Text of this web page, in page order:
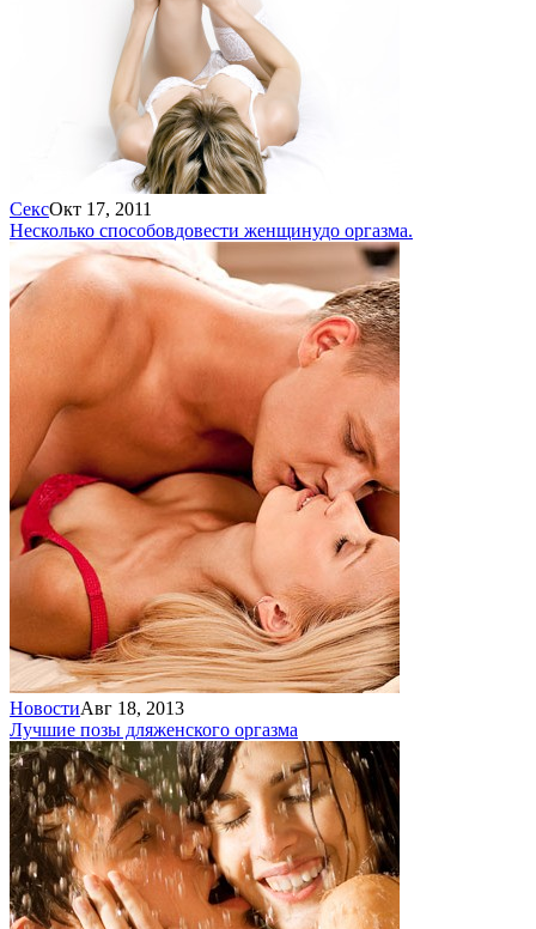
СексОкт 17, 2011
Несколько способовдовести женщинудо оргазма.
НовостиАвг 18, 2013
Лучшие позы дляженского оргазма